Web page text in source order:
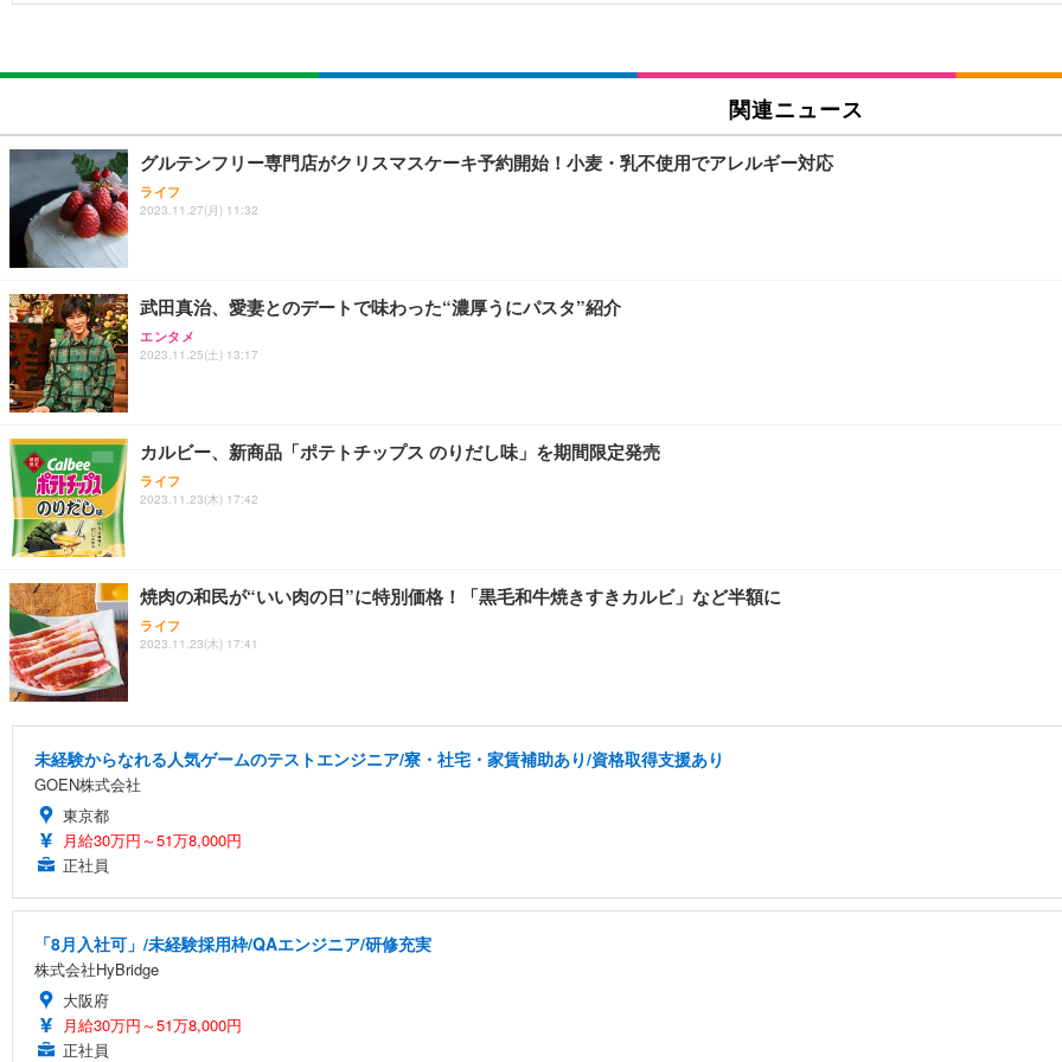
関連ニュース
グルテンフリー専門店がクリスマスケーキ予約開始！小麦・乳不使用でアレルギー対応
ライフ
2023.11.27(月) 11:32
武田真治、愛妻とのデートで味わった“濃厚うにパスタ”紹介
エンタメ
2023.11.25(土) 13:17
カルビー、新商品「ポテトチップス のりだし味」を期間限定発売
ライフ
2023.11.23(木) 17:42
焼肉の和民が“いい肉の日”に特別価格！「黒毛和牛焼きすきカルビ」など半額に
ライフ
2023.11.23(木) 17:41
未経験からなれる人気ゲームのテストエンジニア/寮・社宅・家賃補助あり/資格取得支援あり
GOEN株式会社
東京都
月給30万円～51万8,000円
正社員
「8月入社可」/未経験採用枠/QAエンジニア/研修充実
株式会社HyBridge
大阪府
月給30万円～51万8,000円
正社員